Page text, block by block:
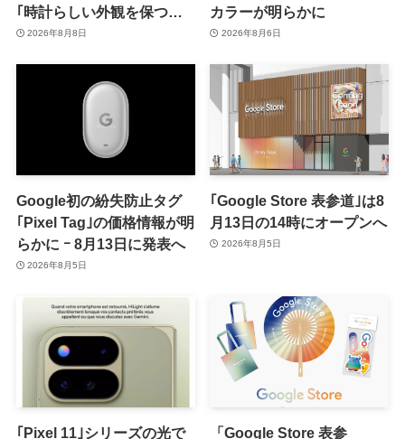
｢時計らしい外観を保つ品
格｣をアピール
2026年8月8日
カラーが明らかに
2026年8月6日
Google初の紛失防止タグ
｢Pixel Tag｣の価格情報が明
らかに ｰ 8月13日に発表へ
2026年8月5日
｢Google Store 表参道｣は8
月13日の14時にオープンへ
2026年8月5日
｢Pixel 11｣シリーズの光で 「Google Store 表参